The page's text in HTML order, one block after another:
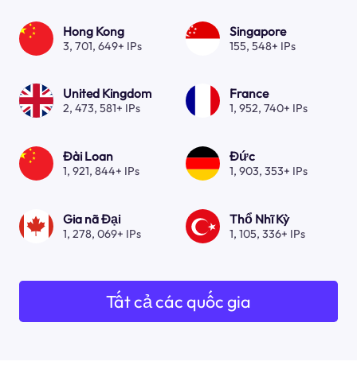
Hong Kong
3, 701, 649+ IPs
Singapore
155, 548+ IPs
United Kingdom
2, 473, 581+ IPs
France
1, 952, 740+ IPs
Đài Loan
1, 921, 844+ IPs
Đức
1, 903, 353+ IPs
Gia nã Đại
1, 278, 069+ IPs
Thổ Nhĩ Kỳ
1, 105, 336+ IPs
Tất cả các quốc gia